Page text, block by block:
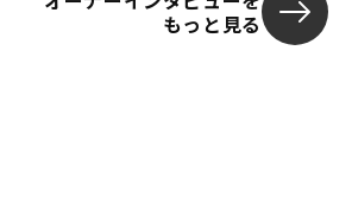
もっと見る